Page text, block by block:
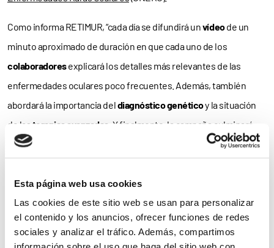
Esta página web usa cookies
Las cookies de este sitio web se usan para personalizar
el contenido y los anuncios, ofrecer funciones de redes
sociales y analizar el tráfico. Además, compartimos
Como informa RETIMUR, “cada día se difundirá unvídeode un
minuto aproximado de duración en que cada uno de los
colaboradoresexplicará los detalles más relevantes de las
enfermedades oculares poco frecuentes. Además, también
abordará la importancia deldiagnóstico genéticoy la situación
de las terapias avanzadas . Y finalmente, la campaña culminará
con un vídeo grabado por los
socios y simpatizantesde nuestra
iniciativa son la
retinosis pigmentaria
, la enfermedad de
Stargardt, el síndrome de Usher, el síndrome de Bardet-Biedl, la